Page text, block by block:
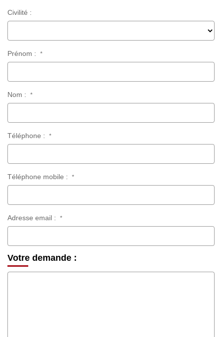
Civilité :
Prénom : *
Nom : *
Téléphone : *
Téléphone mobile : *
Adresse email : *
Votre demande :